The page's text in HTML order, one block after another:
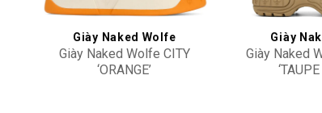
Giày Naked Wolfe
Giày Naked Wolfe CITY
‘ORANGE’
Giày
Giày Naked